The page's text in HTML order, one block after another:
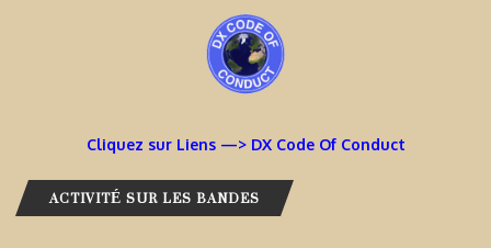
Cliquez sur Liens —> DX Code Of Conduct
ACTIVITÉ SUR LES BANDES